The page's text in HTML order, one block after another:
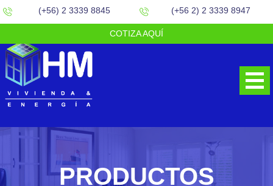
(+56) 2 3339 8845 (+56 2) 2 3339 8947
COTIZA AQUÍ
PRODUCTOS